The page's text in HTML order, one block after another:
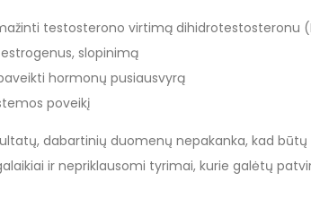
testosterono virtimą dihidrotestosteronu
slopinimą
hormonų pusiausvyrą
poveikį
dabartinių duomenų nepakanka, kad
ir nepriklausomi tyrimai, kurie galėtų